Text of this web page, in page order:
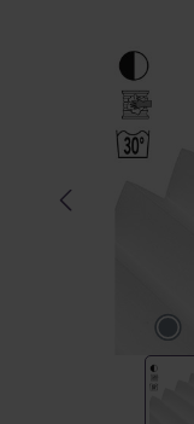
Hoppa över bildgalleri